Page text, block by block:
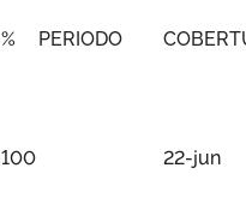
% PERIODO
100 22-jun